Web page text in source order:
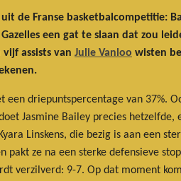
de Franse basketbalcompetitie:
een gat te slaan dat zou
assists van Julie Vanloo wisten
driepuntspercentage van 37%.
Jasmine Bailey precies hetzelfde,
Linskens, die bezig is aan een
ze na een sterke defensieve
verzilverd: 9-7. Op dat moment